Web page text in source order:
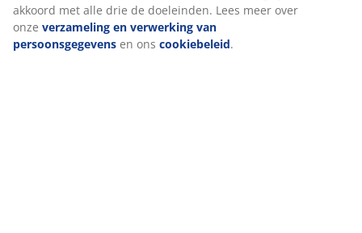
akkoord met alle drie de doeleinden. Lees meer over
onze verzameling en verwerking van
persoonsgegevens en ons cookiebeleid.